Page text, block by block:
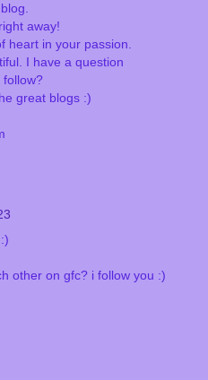
away!
heart in your passion.
I have a question
follow?
great blogs :)
other on gfc? i follow you :)